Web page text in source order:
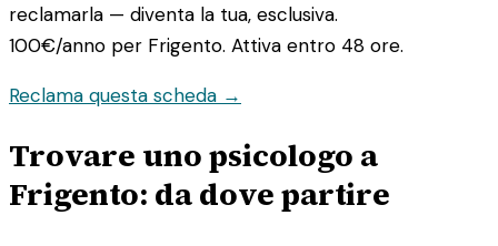
reclamarla — diventa la tua, esclusiva.
100€/anno per Frigento. Attiva entro 48 ore.
Reclama questa scheda →
Trovare uno psicologo a
Frigento: da dove partire